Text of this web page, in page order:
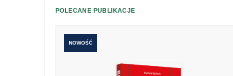
POLECANE PUBLIKACJE
NOWOŚĆ